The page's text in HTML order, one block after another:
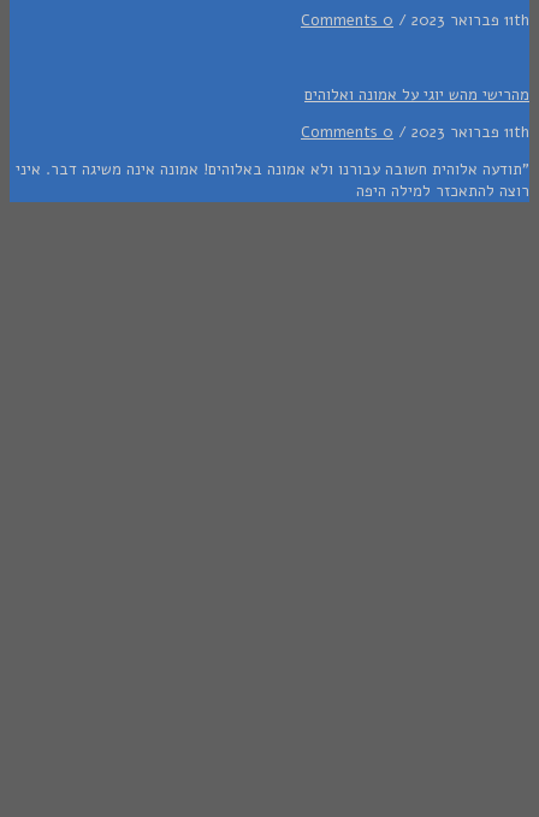
0 Comments
מהש יוגי על אמונה ואלוהים
0 Comments
אלוהית חשובה עבורנו ולא אמונה באלוהים! אמונה אינה משיגה דבר. איני
להתאכזר למילה היפה